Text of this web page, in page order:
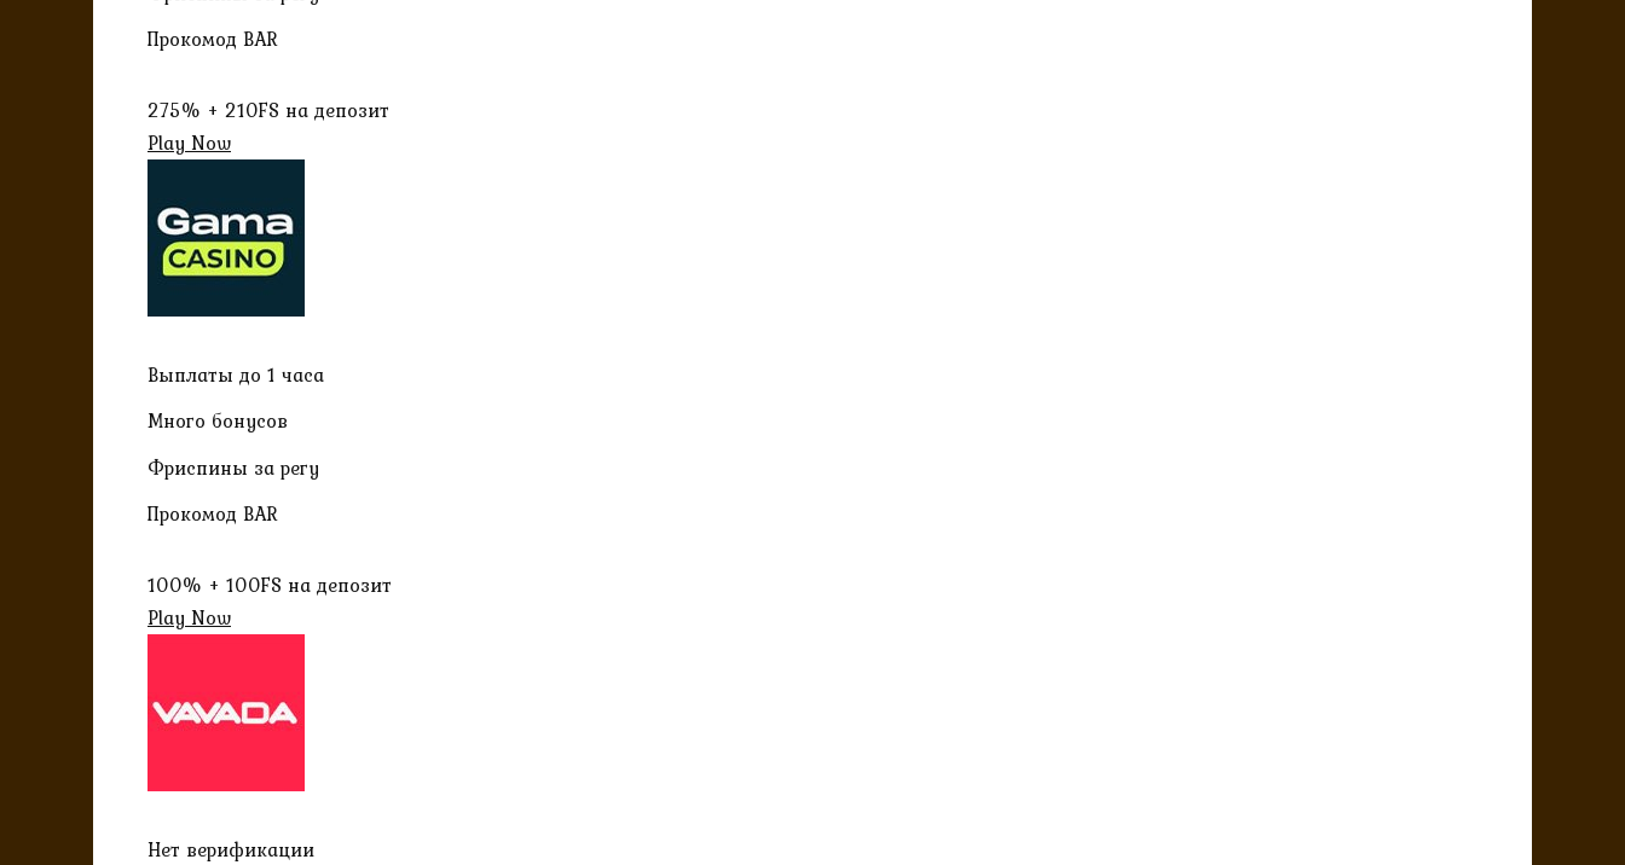
Прокомод BAR
275% + 210FS на депозит
Play Now
Выплаты до 1 часа
Много бонусов
Фриспины за регу
Прокомод BAR
100% + 100FS на депозит
Play Now
Нет верификации